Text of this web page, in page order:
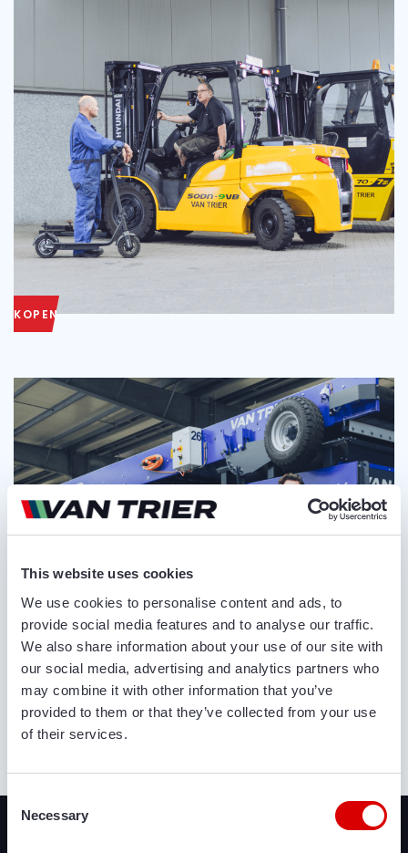
This website uses cookies
We use cookies to personalise content and ads, to
provide social media features and to analyse our traffic.
We also share information about your use of our site with
our social media, advertising and analytics partners who
may combine it with other information that you’ve
provided to them or that they’ve collected from your use
of their services.
Consent
Selection
Necessary
KOPEN
Recent toegevoegd